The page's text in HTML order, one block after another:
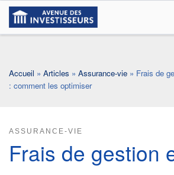
Passer au contenu
Accueil » Articles » Assurance-vie » Frais de
: comment les optimiser
ASSURANCE-VIE
Frais de gestion